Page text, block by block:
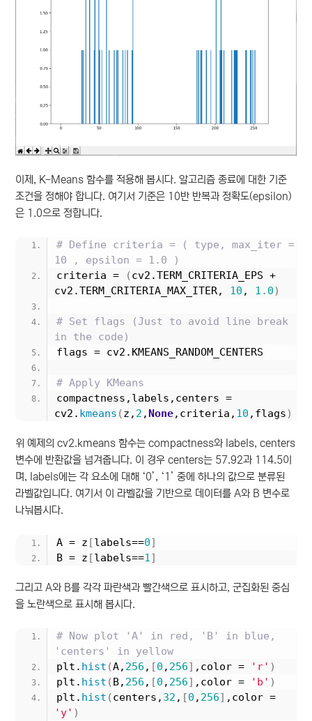
이제, K-Means 함수를 적용해 봅시다. 알고리즘 종료에 대한 기준
조건을 정해야 합니다. 여기서 기준은 10반 반복과 정확도(epsilon)
은 1.0으로 정합니다.
# Define criteria = ( type, max_iter =
10 , epsilon = 1.0 )
criteria =
(cv2.TERM_CRITERIA_EPS +
cv2.TERM_CRITERIA_MAX_ITER, 10 , 1.0)
# Set flags (Just to avoid line break
in the code)
flags = cv2.KMEANS_RANDOM_CENTERS
# Apply KMeans
compactness,labels,centers =
cv2. kmeans (z, 2 , None,criteria, 10 ,flags)
위 예제의 cv2.kmeans 함수는 compactness와 labels, centers
변수에 반환값을 넘겨줍니다. 이 경우 centers는 57.92과 114.5이
며, labels에는 각 요소에 대해 ‘0’, ‘1’ 중에 하나의 값으로 분류된
라벨값입니다. 여기서 이 라벨값을 기반으로 데이터를 A와 B 변수로
나눠봅시다.
A = z [labels==0]
B = z [labels==1]
그리고 A와 B를 각각 파란색과 빨간색으로 표시하고, 군집화된 중심
을 노란색으로 표시해 봅시다.
# Now plot 'A' in red, 'B' in blue,
'centers' in yellow
plt. hist (A, 256 , [0 , 256] ,color = 'r' )
plt. hist ( B, 256 , [0 , 256] ,color = 'b' )
plt. hist (centers, 32 , [0 , 256]
'y' )